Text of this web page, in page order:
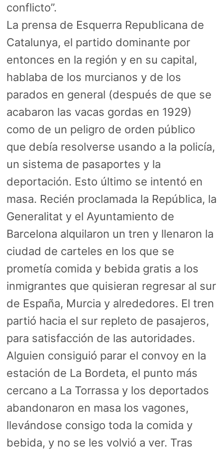
conflicto”.
La prensa de Esquerra Republicana de
Catalunya, el partido dominante por
entonces en la región y en su capital,
hablaba de los murcianos y de los
parados en general (después de que se
acabaron las vacas gordas en 1929)
como de un peligro de orden público
que debía resolverse usando a la policía,
un sistema de pasaportes y la
deportación. Esto último se intentó en
masa. Recién proclamada la República, la
Generalitat y el Ayuntamiento de
Barcelona alquilaron un tren y llenaron la
ciudad de carteles en los que se
prometía comida y bebida gratis a los
inmigrantes que quisieran regresar al sur
de España, Murcia y alrededores. El tren
partió hacia el sur repleto de pasajeros,
para satisfacción de las autoridades.
Alguien consiguió parar el convoy en la
estación de La Bordeta, el punto más
cercano a La Torrassa y los deportados
abandonaron en masa los vagones,
llevándose consigo toda la comida y
bebida, y no se les volvió a ver. Tras